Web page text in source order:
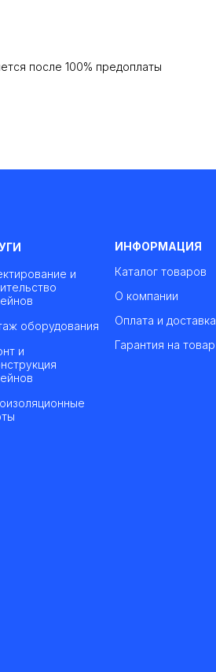
после 100% предоплаты
и
оборудования
и
ИНФОРМАЦИЯ
Каталог товаров
О компании
Оплата и доставка
Гарантия на товар